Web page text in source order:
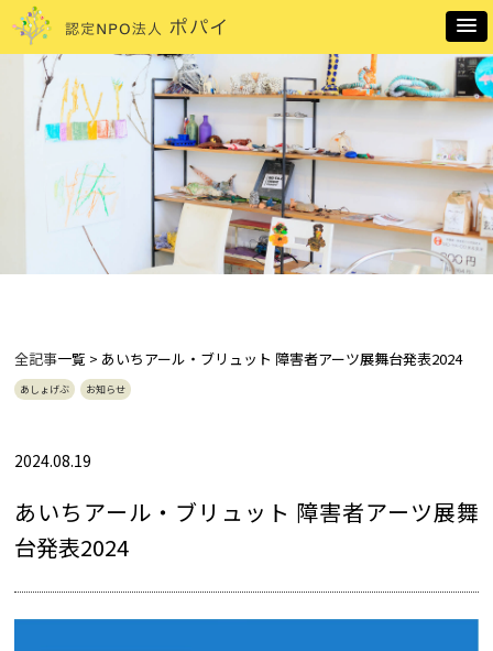
全記事一覧 > あいちアール・ブリュット 障害者アーツ展舞台発表2024
あしょげぶ お知らせ
2024.08.19
あいちアール・ブリュット 障害者アーツ展舞
台発表2024